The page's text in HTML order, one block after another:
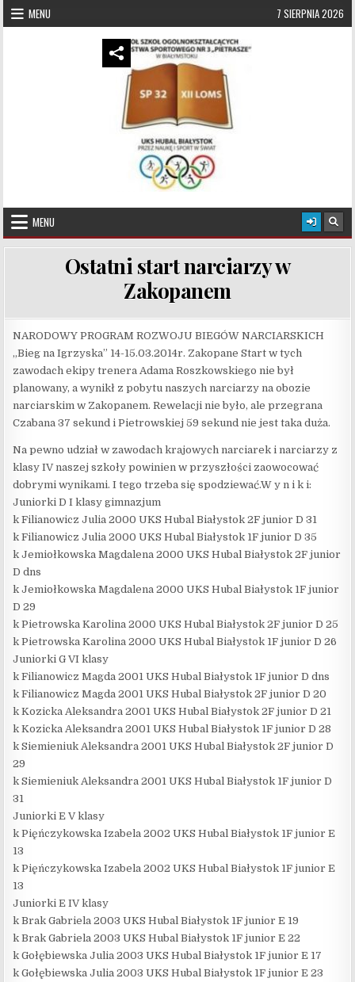
Skip to content
MENU 7 SIERPNIA 2026
UKS Hubal Białystok
MENU
Ostatni start narciarzy w
Zakopanem
NARODOWY PROGRAM ROZWOJU BIEGÓW NARCIARSKICH
„Bieg na Igrzyska” 14-15.03.2014r. Zakopane Start w tych
zawodach ekipy trenera Adama Roszkowskiego nie był
planowany, a wynikł z pobytu naszych narciarzy na obozie
narciarskim w Zakopanem. Rewelacji nie było, ale przegrana
Czabana 37 sekund i Pietrowskiej 59 sekund nie jest taka duża.
Na pewno udział w zawodach krajowych narciarek i narciarzy z
klasy IV naszej szkoły powinien w przyszłości zaowocować
dobrymi wynikami. I tego trzeba się spodziewać.W y n i k i:
Juniorki D I klasy gimnazjum
k Filianowicz Julia 2000 UKS Hubal Białystok 2F junior D 31
k Filianowicz Julia 2000 UKS Hubal Białystok 1F junior D 35
k Jemiołkowska Magdalena 2000 UKS Hubal Białystok 2F junior
D dns
k Jemiołkowska Magdalena 2000 UKS Hubal Białystok 1F junior
D 29
k Pietrowska Karolina 2000 UKS Hubal Białystok 2F junior D 25
k Pietrowska Karolina 2000 UKS Hubal Białystok 1F junior D 26
Juniorki G VI klasy
k Filianowicz Magda 2001 UKS Hubal Białystok 1F junior D dns
k Filianowicz Magda 2001 UKS Hubal Białystok 2F junior D 20
k Kozicka Aleksandra 2001 UKS Hubal Białystok 2F junior D 21
k Kozicka Aleksandra 2001 UKS Hubal Białystok 1F junior D 28
k Siemieniuk Aleksandra 2001 UKS Hubal Białystok 2F junior D
29
k Siemieniuk Aleksandra 2001 UKS Hubal Białystok 1F junior D
31
Juniorki E V klasy
k Pięńczykowska Izabela 2002 UKS Hubal Białystok 1F junior E
13
k Pięńczykowska Izabela 2002 UKS Hubal Białystok 1F junior E
13
Juniorki E IV klasy
k Brak Gabriela 2003 UKS Hubal Białystok 1F junior E 19
k Brak Gabriela 2003 UKS Hubal Białystok 1F junior E 22
k Gołębiewska Julia 2003 UKS Hubal Białystok 1F junior E 17
k Gołębiewska Julia 2003 UKS Hubal Białystok 1F junior E 23